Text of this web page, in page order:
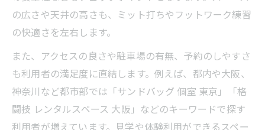
サンドバッグ完備のレンタルスペース活用
方法
レンタルスペースが選ばれる理由とは
レンタルスペース利用者が増える背景とそ
の魅力
の広さや天井の高さも、ミット打ちやフットワーク練習
の快適さを左右します。
また、アクセスの良さや駐車場の有無、予約のしやすさ
も利用者の満足度に直結します。例えば、都内や大阪、
神奈川など都市部では「サンドバッグ 個室 東京」「格
闘技 レンタルスペース 大阪」などのキーワードで探す
利用者が増えています。見学や体験利用ができるスペー